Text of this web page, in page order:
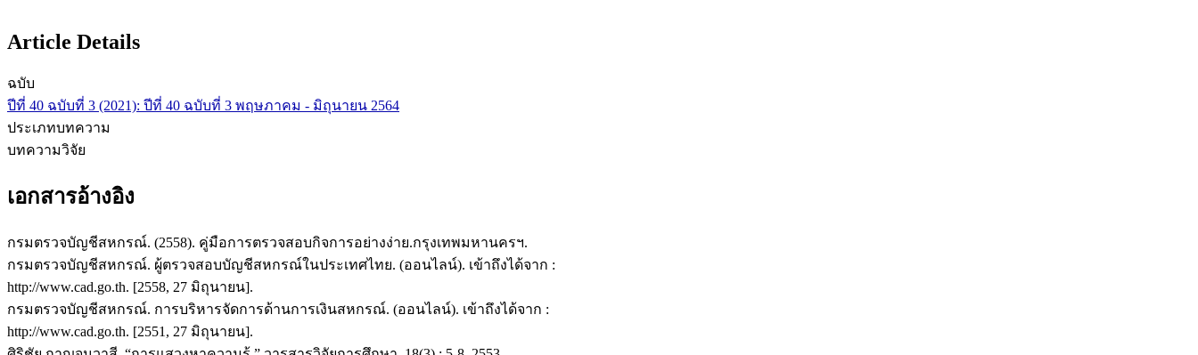
Article Details
ฉบับ
ปีที่ 40 ฉบับที่ 3 (2021): ปีที่ 40 ฉบับที่ 3 พฤษภาคม - มิถุนายน 2564
ประเภทบทความ
บทความวิจัย
เอกสารอ้างอิง
กรมตรวจบัญชีสหกรณ์. (2558). คู่มือการตรวจสอบกิจการอย่างง่าย.กรุงเทพมหานครฯ.
กรมตรวจบัญชีสหกรณ์. ผู้ตรวจสอบบัญชีสหกรณ์ในประเทศไทย. (ออนไลน์). เข้าถึงได้จาก :
http://www.cad.go.th. [2558, 27 มิถุนายน].
กรมตรวจบัญชีสหกรณ์. การบริหารจัดการด้านการเงินสหกรณ์. (ออนไลน์). เข้าถึงได้จาก :
http://www.cad.go.th. [2551, 27 มิถุนายน].